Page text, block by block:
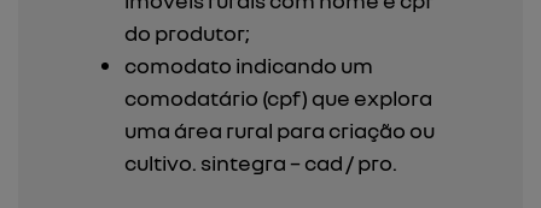
do produtor;
comodato indicando um
comodatário (cpf) que explora
uma área rural para criação ou
cultivo. sintegra – cad / pro.